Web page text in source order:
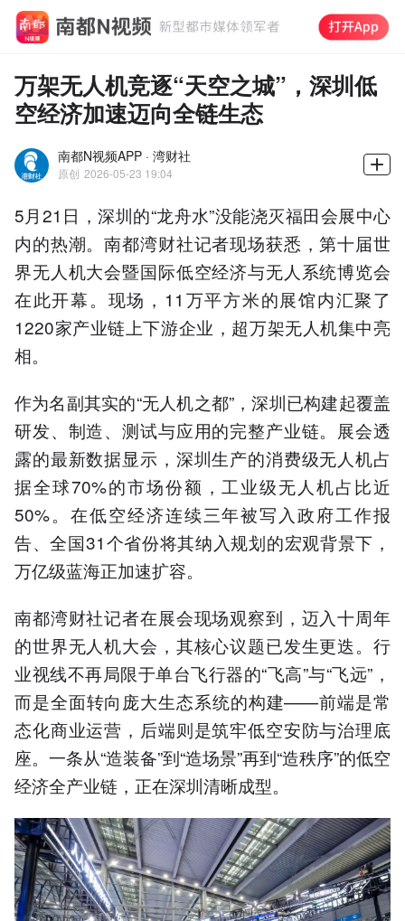
万架无人机竞逐“天空之城”，深圳低
空经济加速迈向全链生态
南都N视频APP · 湾财社
原创 2026-05-23 19:04
5月21日，深圳的“龙舟水”没能浇灭福田会展中心
内的热潮。南都湾财社记者现场获悉，第十届世
界无人机大会暨国际低空经济与无人系统博览会
在此开幕。现场，11万平方米的展馆内汇聚了
1220家产业链上下游企业，超万架无人机集中亮
相。
作为名副其实的“无人机之都”，深圳已构建起覆盖
研发、制造、测试与应用的完整产业链。展会透
露的最新数据显示，深圳生产的消费级无人机占
据全球70%的市场份额，工业级无人机占比近
50%。在低空经济连续三年被写入政府工作报
告、全国31个省份将其纳入规划的宏观背景下，
万亿级蓝海正加速扩容。
南都湾财社记者在展会现场观察到，迈入十周年
的世界无人机大会，其核心议题已发生更迭。行
业视线不再局限于单台飞行器的“飞高”与“飞远”，
而是全面转向庞大生态系统的构建——前端是常
态化商业运营，后端则是筑牢低空安防与治理底
座。一条从“造装备”到“造场景”再到“造秩序”的低空
经济全产业链，正在深圳清晰成型。